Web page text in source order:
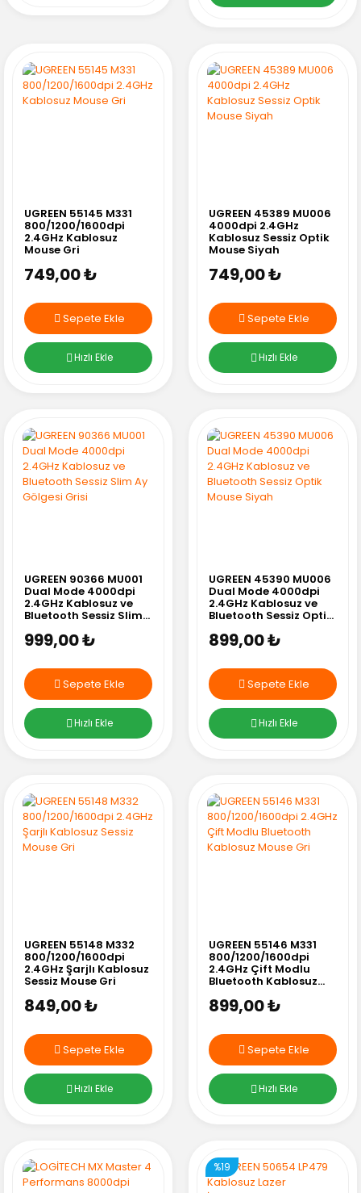
UGREEN 55145 M331
800/1200/1600dpi
2.4GHz Kablosuz
Mouse Gri
749,00 ₺
Sepete Ekle
Hızlı Ekle
UGREEN 45389 MU006
4000dpi 2.4GHz
Kablosuz Sessiz Optik
Mouse Siyah
749,00 ₺
Sepete Ekle
Hızlı Ekle
UGREEN 90366 MU001
Dual Mode 4000dpi
2.4GHz Kablosuz ve
Bluetooth Sessiz Slim
999,00 ₺
Sepete Ekle
Hızlı Ekle
UGREEN 45390 MU006
Dual Mode 4000dpi
2.4GHz Kablosuz ve
Bluetooth Sessiz Optik
899,00 ₺
Sepete Ekle
Hızlı Ekle
UGREEN 55148 M332
800/1200/1600dpi
2.4GHz Şarjlı Kablosuz
Sessiz Mouse Gri
849,00 ₺
Sepete Ekle
Hızlı Ekle
UGREEN 55146 M331
800/1200/1600dpi
2.4GHz Çift Modlu
Bluetooth Kablosuz
899,00 ₺
Sepete Ekle
Hızlı Ekle
%19